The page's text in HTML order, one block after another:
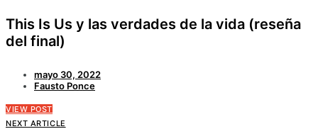
This Is Us y las verdades de la vida (reseña
del final)
mayo 30, 2022
Fausto Ponce
VIEW POST
NEXT ARTICLE